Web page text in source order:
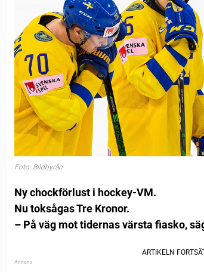
Foto: Bildbyrån
Ny chockförlust i hockey-VM.
Nu toksågas Tre Kronor.
– På väg mot tidernas värsta fiasko,